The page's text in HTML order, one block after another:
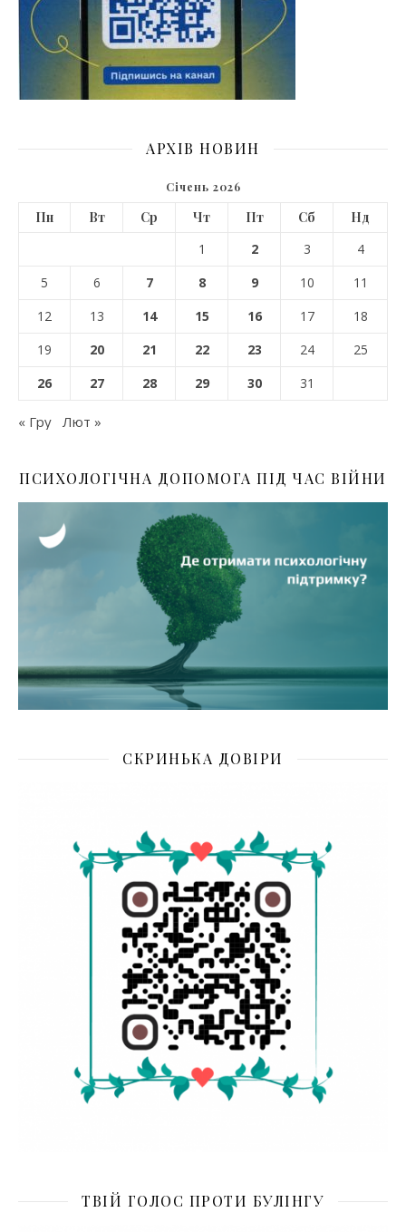
АРХІВ НОВИН
Січень 2026
Пн Вт Ср Чт Пт Сб
Нд
1
2 3
4
5
6 7 8 9 10
11
12
13 14 15 16 17
18
19
20 21 22 23 24
25
26
27 28 29 30 31
« Гру Лют »
ПСИХОЛОГІЧНА ДОПОМОГА ПІД ЧАС ВІЙНИ
СКРИНЬКА ДОВІРИ
ТВІЙ ГОЛОС ПРОТИ БУЛІНГУ